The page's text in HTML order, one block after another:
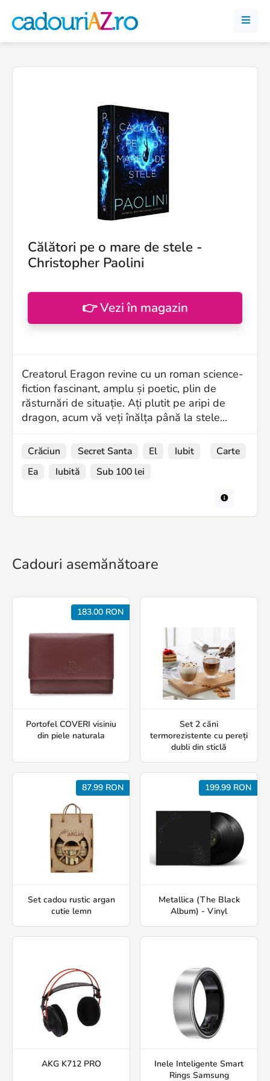
Călători pe o mare de stele -
Christopher Paolini
👉 Vezi în magazin
Creatorul Eragon revine cu un roman science-
fiction fascinant, amplu și poetic, plin de
răsturnări de situație. Ați plutit pe aripi de
dragon, acum vă veți înălța până la stele...
Crăciun Secret Santa El
Iubit
Ea
Iubită Sub 100 lei
Carte
Cadouri asemănătoare
183.00 RON
Portofel COVERI visiniu
din piele naturala
Set 2 căni
termorezistente cu pereți
dubli din sticlă
87.99 RON
Set cadou rustic argan
cutie lemn
199.99 RON
Metallica (The Black
Album) - Vinyl
AKG K712 PRO
Inele Inteligente Smart
Rings Samsung